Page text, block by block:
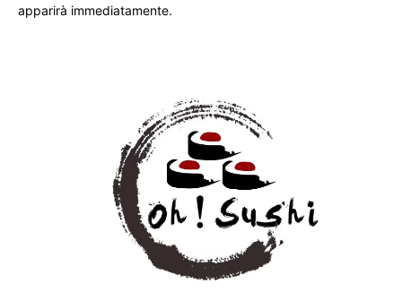
apparirà immediatamente.